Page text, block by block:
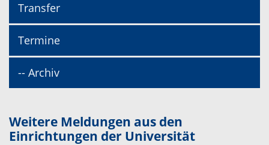
Transfer
Termine
-- Archiv
Weitere Meldungen aus den
Einrichtungen der Universität